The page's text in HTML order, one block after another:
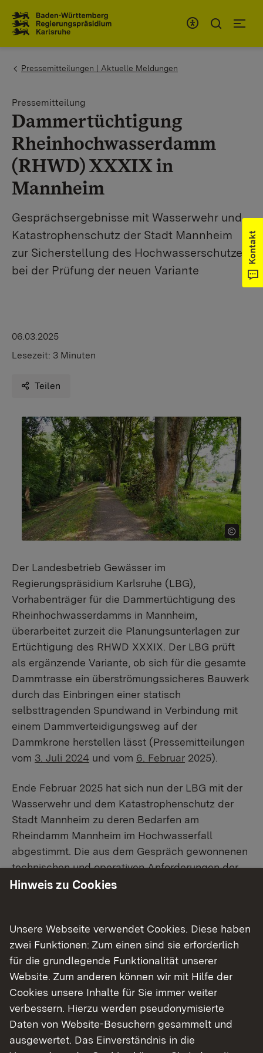
You are here:
Pressemitteilungen | Aktuelle Meldungen
Pressemitteilung
Dammertüchtigung
Rheinhochwasserdamm
(RHWD) XXXIX in
Mannheim
Gesprächsergebnisse mit Wasserwehr und
Katastrophenschutz der Stadt Mannheim
zur Sicherstellung des Hochwasserschutzes
bei der Prüfung der neuen Variante
06.03.2025
Lesezeit: 3 Minuten
Teilen
Der Landesbetrieb Gewässer im
Regierungspräsidium Karlsruhe (LBG),
Vorhabenträger für die Dammertüchtigung des
Rheinhochwasserdamms in Mannheim,
überarbeitet zurzeit die Planungsunterlagen zur
Ertüchtigung des RHWD XXXIX. Der LBG prüft
als ergänzende Variante, ob sich für die gesamte
Dammtrasse ein überströmungssicheres Bauwerk
durch das Einbringen einer statisch
selbsttragenden Spundwand in Verbindung mit
einem Dammverteidigungsweg auf der
Dammkrone herstellen lässt (Pressemitteilungen
vom 3. Juli 2024 und vom 6. Februar 2025).
Ende Februar 2025 hat sich nun der LBG mit der
Wasserwehr und dem Katastrophenschutz der
Stadt Mannheim zu deren Bedarfen am
Rheindamm Mannheim im Hochwasserfall
abgestimmt. Die aus dem Gespräch gewonnenen
technischen und operativen Anforderungen der
Wasserwehr und des Katastrophenschutzes
Bereits vor dem Austausch war klar, dass auch
mit einer selbsttragend bemessenen Spundwand
ein Weg, der im Hochwasserfall von der
Wasserwehr und dem Katastrophenschutz
genutzt werden kann, erforderlich sein wird. Er
wird so gestaltet, dass er dann mit den
notwendigen Lastkraftwagen befahren werden
Kontakt
Hinweis zu Cookies
Unsere Webseite verwendet Cookies. Diese haben
zwei Funktionen: Zum einen sind sie erforderlich
für die grundlegende Funktionalität unserer
Website. Zum anderen können wir mit Hilfe der
Cookies unsere Inhalte für Sie immer weiter
verbessern. Hierzu werden pseudonymisierte
Daten von Website-Besuchern gesammelt und
ausgewertet. Das Einverständnis in die